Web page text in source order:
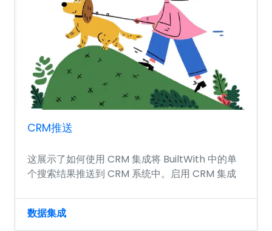
CRM推送
这展示了如何使用 CRM 集成将 BuiltWith 中的单
个搜索结果推送到 CRM 系统中。启用 CRM 集成
数据集成